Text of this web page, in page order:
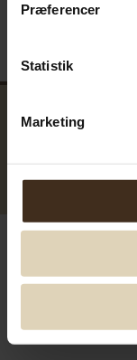
Præferencer
Statistik
Marketing
©